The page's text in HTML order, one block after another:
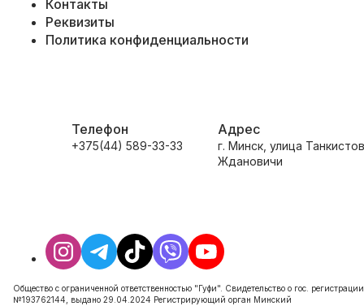
Контакты
Реквизиты
Политика конфиденциальности
Телефон
+375(44) 589-33-33
Адрес
г. Минск, улица
Ждановичи
Общество с ограниченной ответственностью "Гуфи". Свидетельство о гос. регистрации
№193762144, выдано 29.04.2024 Регистрирующий орган Минский